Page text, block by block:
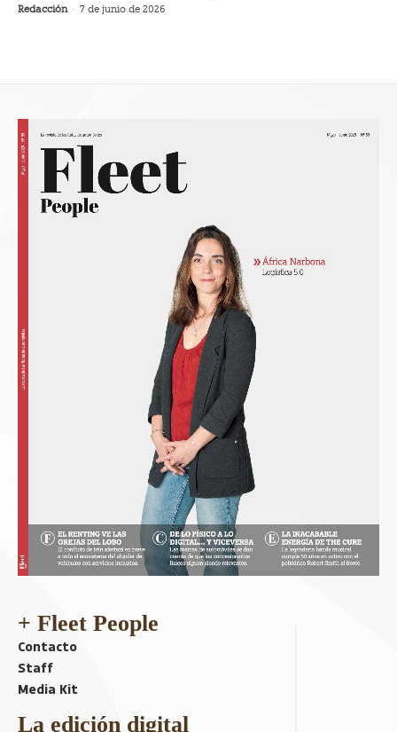
Redacción - 7 de junio de 2026
+ Fleet People
Contacto
Staff
Media Kit
La edición digital